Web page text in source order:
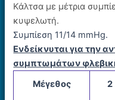
Κάλτσα με μέτρια
κυψελωτή.
Συμπίεση 11/14 mmHg.
Ενδείκνυται για την
συμπτωμάτων
Μέγεθος
2